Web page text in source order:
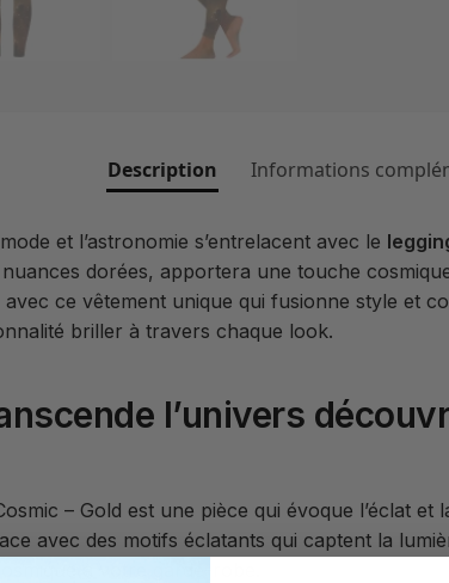
Description Informations
et l’astronomie s’entrelacent avec le
dorées, apportera une touche
ce vêtement unique qui fusionne style et
briller à travers chaque look.
l’univers
– Gold est une pièce qui évoque l’éclat
avec des motifs éclatants qui captent la
à votre garde-robe.